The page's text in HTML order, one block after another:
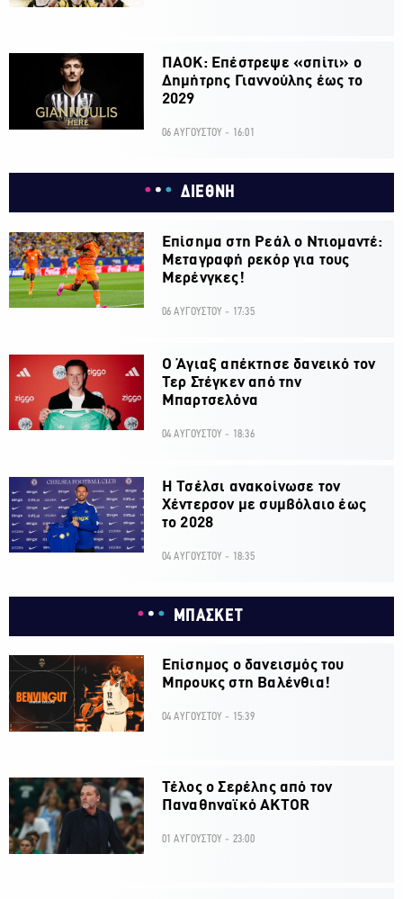
ΠΑΟΚ: Επέστρεψε «σπίτι» ο
Δημήτρης Γιαννούλης έως το
2029
06 ΑΥΓΟΥΣΤΟΥ - 16:01
ΔΙΕΘΝΗ
Επίσημα στη Ρεάλ ο Ντιομαντέ:
Μεταγραφή ρεκόρ για τους
Μερένγκες!
06 ΑΥΓΟΥΣΤΟΥ - 17:35
Ο Άγιαξ απέκτησε δανεικό τον
Τερ Στέγκεν από την
Μπαρτσελόνα
04 ΑΥΓΟΥΣΤΟΥ - 18:36
H Τσέλσι ανακοίνωσε τον
Χέντερσον με συμβόλαιο έως
το 2028
04 ΑΥΓΟΥΣΤΟΥ - 18:35
ΜΠΑΣΚΕΤ
Επίσημος ο δανεισμός του
Μπρουκς στη Βαλένθια!
04 ΑΥΓΟΥΣΤΟΥ - 15:39
Τέλος ο Σερέλης από τον
Παναθηναϊκό AKTOR
01 ΑΥΓΟΥΣΤΟΥ - 23:00